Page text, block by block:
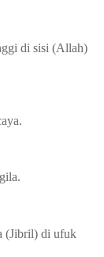
di sisi (Allah)
(Jibril) di ufuk